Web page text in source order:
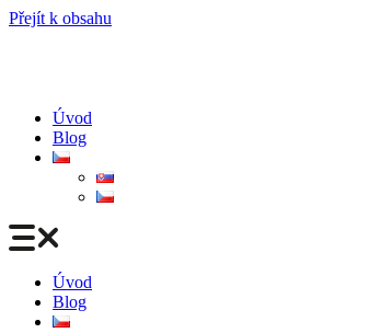
Přejít k obsahu
Úvod
Blog
Úvod
Blog